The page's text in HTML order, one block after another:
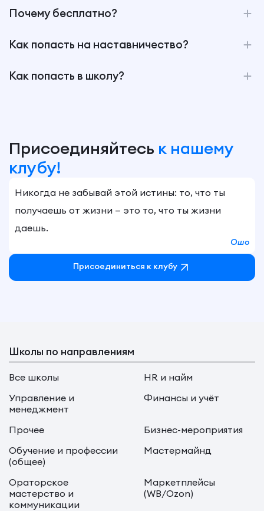
Почему бесплатно?
Как попасть на наставничество?
Как попасть в школу?
Присоединяйтесь к нашему
клубу!
Никогда не забывай этой истины: то, что ты
получаешь от жизни — это то, что ты жизни
даешь.
Ошо
Присоединиться к клубу
Школы по направлениям
Все школы
HR и найм
Управление и
менеджмент
Финансы и учёт
Прочее
Бизнес-мероприятия
Обучение и профессии
(общее)
Мастермайнд
Ораторское
мастерство и
коммуникации
Маркетплейсы
(WB/Ozon)